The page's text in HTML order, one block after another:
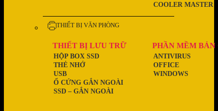
COOLER MASTER
THIẾT BỊ VĂN PHÒNG
THIẾT BỊ LƯU TRỮ
SSD – GẮN NGOÀI
Ổ CỨNG GẮN NGOÀI
USB
THẺ NHỚ
HỘP BOX SSD
PHẦN MỀM BẢN
WINDOWS
OFFICE
ANTIVIRUS